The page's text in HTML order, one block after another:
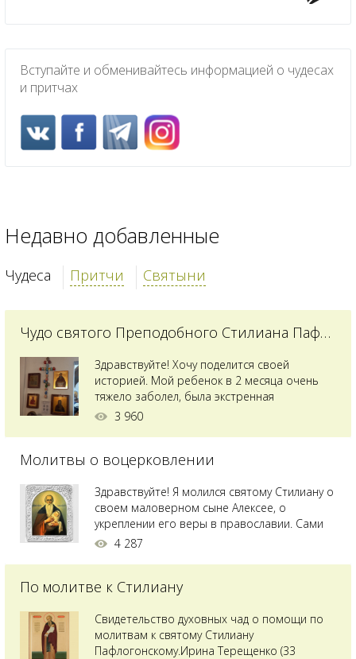
Вступайте и обменивайтесь информацией о чудесах
и притчах
Недавно добавленные
Чудеса Притчи Святыни
Чудо святого Преподобного Стилиана Пафлагонского
Здравствуйте! Хочу поделится своей
историей. Мой ребенок в 2 месяца очень
тяжело заболел, была экстренная
сложнейшая операция, состояние после
святого Владимира я увидела незнакомую
позже прочитав про него, узнала про
Преподобного...
3 960
Молитвы о воцерковлении
Здравствуйте! Я молился святому Стилиану о
своем маловерном сыне Алексее, о
укреплении его веры в православии. Сами
мы с супругой воцерковлены. Через год
вершину. Приложились к множеству святынь
4 287
По молитве к Стилиану
Свидетельство духовных чад о помощи по
молитвам к святому Стилиану
Пафлогонскому.Ирина Терещенко (33